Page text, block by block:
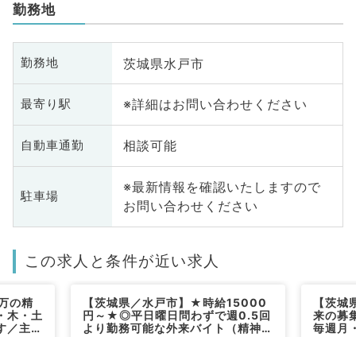
勤務地
勤務地 茨城県水戸市
最寄り駅 ※詳細はお問い合わせください
自動車通勤 相談可能
駐車場
※最新情報を確認いたしますので
お問い合わせください
この求人と条件が近い求人
の精
木・土
／主要
【茨城県／水戸市】★時給15000
円～★◎平日曜日問わずで週0.5回
より勤務可能な外来バイト（精神
【茨
来の募
毎週月